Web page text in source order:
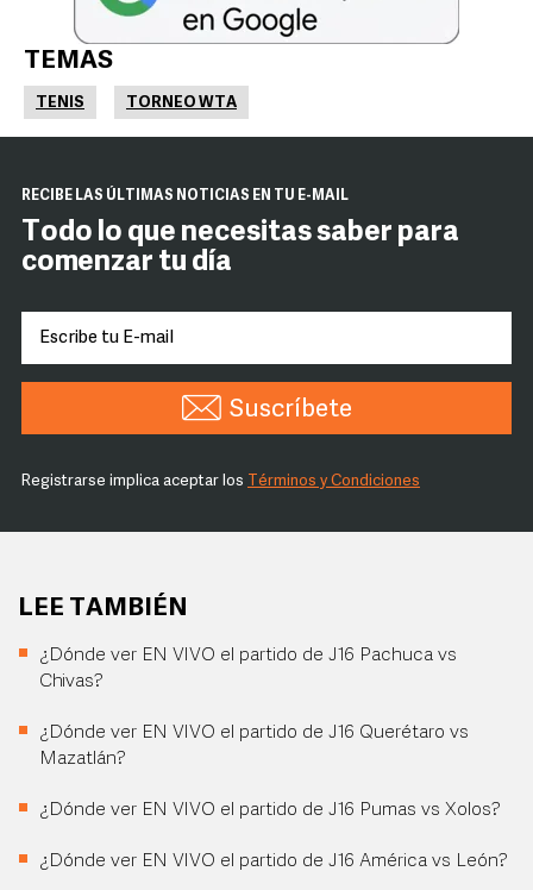
TEMAS
TENIS TORNEO WTA
RECIBE LAS ÚLTIMAS NOTICIAS EN TU E-MAIL
Todo lo que necesitas saber para
comenzar tu día
Suscríbete
Registrarse implica aceptar los Términos y Condiciones
LEE TAMBIÉN
¿Dónde ver EN VIVO el partido de J16 Pachuca vs
Chivas?
¿Dónde ver EN VIVO el partido de J16 Querétaro vs
Mazatlán?
¿Dónde ver EN VIVO el partido de J16 Pumas vs Xolos?
¿Dónde ver EN VIVO el partido de J16 América vs León?